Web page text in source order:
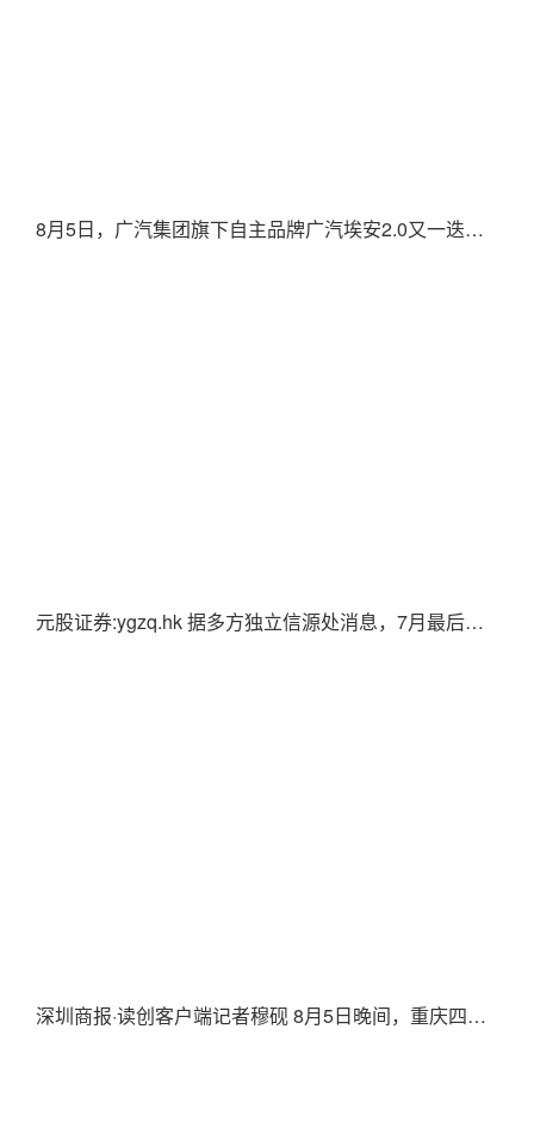
8月5日，广汽集团旗下自主品牌广汽埃安2.0又一迭代新品——
元股证券:ygzq.hk 据多方独立信源处消息，7月最后一个
深圳商报·读创客户端记者穆砚 8月5日晚间，重庆四方新材股份